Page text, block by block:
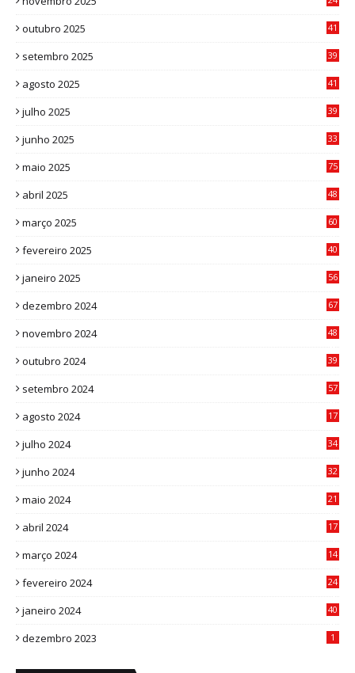
outubro 2025
41
setembro 2025
39
agosto 2025
41
julho 2025
39
junho 2025
33
maio 2025 75
abril 2025
48
março 2025
60
fevereiro 2025
40
janeiro 2025
56
dezembro 2024
67
novembro 2024
48
outubro 2024
39
setembro 2024
57
agosto 2024
17
julho 2024
34
junho 2024
32
maio 2024
21
abril 2024
17
março 2024
14
fevereiro 2024
24
janeiro 2024
40
dezembro 2023 1